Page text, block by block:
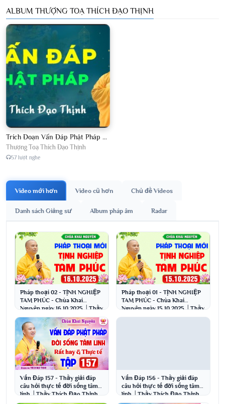
ALBUM THƯỢNG TOẠ THÍCH ĐẠO THỊNH
Trích Đoạn Vấn Đáp Phật Pháp 2026
Thượng Toạ Thích Đạo Thịnh
57 lượt nghe
Video mới hơn Video cũ hơn Chủ đề Videos
Danh sách Giảng sư Album pháp âm Radar
Pháp thoại 02 - TỊNH NGHIỆP
TAM PHÚC - Chùa Khai
Nguyên ngày 16.10.2025 │Thầy
Thích Đạo Thịnh
Pháp thoại 01 - TỊNH NGHIỆP
TAM PHÚC - Chùa Khai
Nguyên ngày 15.10.2025 │Thầy
Thích Đạo Thịnh
Vấn Đáp 157 - Thầy giải đáp
câu hỏi thực tế đời sống tâm
linh │Thầy Thích Đạo Thịnh
Vấn Đáp 156 - Thầy giải đáp
câu hỏi thực tế đời sống tâm
linh │Thầy Thích Đạo Thịnh